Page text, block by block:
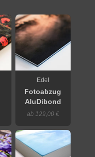
Edel
Fotoabzug
AluDibond
ab 129,00 €